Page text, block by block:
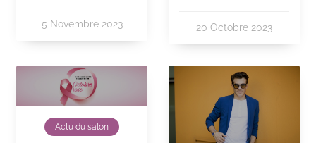
5 Novembre 2023 20 Octobre 2023
Actu du salon